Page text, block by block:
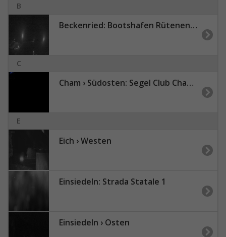
B
Beckenried: Bootshafen Rütenen in
C
Cham › Südosten: Segel Club Cham - Zugersee
E
Eich › Westen
Einsiedeln: Strada Statale 1
Einsiedeln › Osten